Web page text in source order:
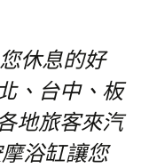
休息的好
、台中、板
地旅客來汽
浴缸讓您